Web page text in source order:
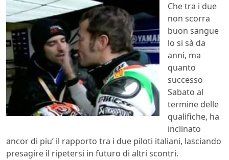
Che tra i due
non scorra
buon sangue
lo si sà da
anni, ma
quanto
successo
Sabato al
termine delle
qualifiche, ha
inclinato
ancor di piu’ il rapporto tra i due piloti italiani, lasciando
presagire il ripetersi in futuro di altri scontri.